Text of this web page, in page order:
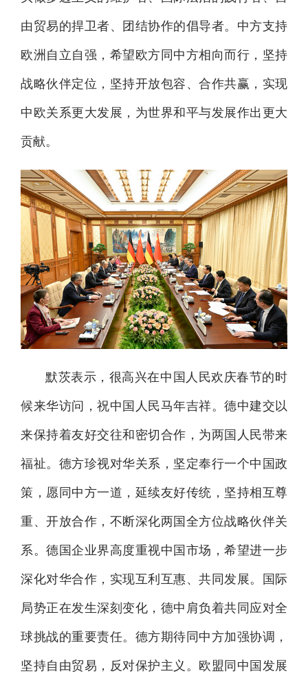
由贸易的捍卫者、团结协作的倡导者。中方支持
欧洲自立自强，希望欧方同中方相向而行，坚持
战略伙伴定位，坚持开放包容、合作共赢，实现
中欧关系更大发展，为世界和平与发展作出更大
贡献。
默茨表示，很高兴在中国人民欢庆春节的时
候来华访问，祝中国人民马年吉祥。德中建交以
来保持着友好交往和密切合作，为两国人民带来
福祉。德方珍视对华关系，坚定奉行一个中国政
策，愿同中方一道，延续友好传统，坚持相互尊
重、开放合作，不断深化两国全方位战略伙伴关
系。德国企业界高度重视中国市场，希望进一步
深化对华合作，实现互利互惠、共同发展。国际
局势正在发生深刻变化，德中肩负着共同应对全
球挑战的重要责任。德方期待同中方加强协调，
坚持自由贸易，反对保护主义。欧盟同中国发展